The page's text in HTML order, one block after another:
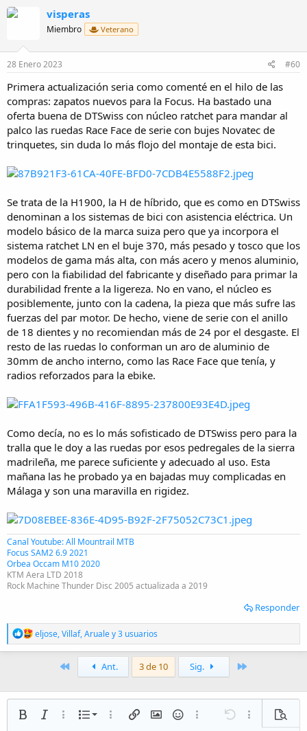
n
s
visperas
Miembro Veterano
28 Enero 2023 #60
Primera actualización seria como comenté en el hilo de las
compras: zapatos nuevos para la Focus. Ha bastado una
oferta buena de DTSwiss con núcleo ratchet para mandar al
palco las ruedas Race Face de serie con bujes Novatec de
trinquetes, sin duda lo más flojo del montaje de esta bici.
Se trata de la H1900, la H de híbrido, que es como en DTSwiss
denominan a los sistemas de bici con asistencia eléctrica. Un
modelo básico de la marca suiza pero que ya incorpora el
sistema ratchet LN en el buje 370, más pesado y tosco que los
modelos de gama más alta, con más acero y menos aluminio,
pero con la fiabilidad del fabricante y diseñado para primar la
durabilidad frente a la ligereza. No en vano, el núcleo es
posiblemente, junto con la cadena, la pieza que más sufre las
fuerzas del par motor. De hecho, viene de serie con el anillo
de 18 dientes y no recomiendan más de 24 por el desgaste. El
resto de las ruedas lo conforman un aro de aluminio de
30mm de ancho interno, como las Race Face que tenía, y
radios reforzados para la ebike.
Como decía, no es lo más sofisticado de DTSwiss pero para la
tralla que le doy a las ruedas por esos pedregales de la sierra
madrileña, me parece suficiente y adecuado al uso. Esta
mañana las he probado ya en bajadas muy complicadas en
Málaga y son una maravilla en rigidez.
Canal Youtube: All Mountrail MTB
Focus SAM2 6.9 2021
Orbea Occam M10 2020
KTM Aera LTD 2018
Rock Machine Thunder Disc 2005 actualizada a 2019
Responder
R
e
a
o
eljose,Villaf,Arualey 3 usuarios
PrimeroAnt. 3 de 10 Sig.
NegritaCursivaMás opciones…
Lista
Lista numerada
Más opciones…
Insertar enlace
Insertar imagen
EmoticonosMás opciones…
Deshacer
Más
Vista